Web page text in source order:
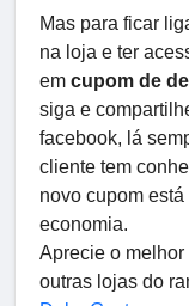
Mas para ficar
na loja e ter
em cupom de
siga e
facebook, lá
cliente tem
novo cupom
economia.
Aprecie o
outras lojas do